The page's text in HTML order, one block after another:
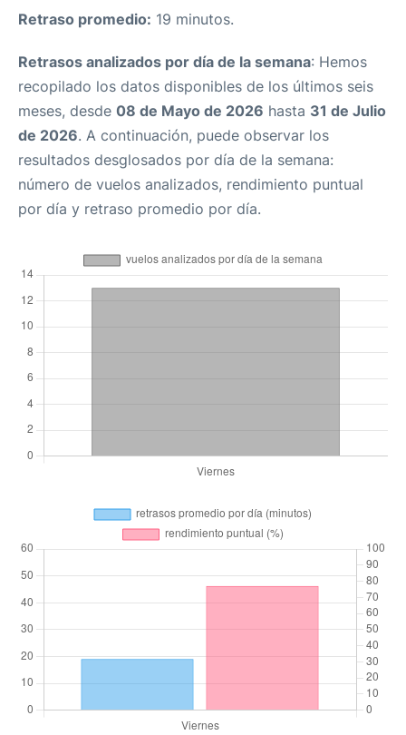
Retraso promedio: 19 minutos.
Retrasos analizados por día de la semana: Hemos
recopilado los datos disponibles de los últimos seis
meses, desde 08 de Mayo de 2026 hasta 31 de Julio
de 2026. A continuación, puede observar los
resultados desglosados por día de la semana:
número de vuelos analizados, rendimiento puntual
por día y retraso promedio por día.